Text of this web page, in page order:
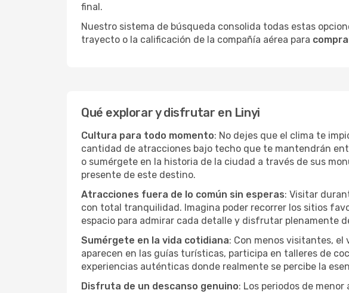
final.
Nuestro sistema de búsqueda consolida todas estas
trayecto o la calificación de la compañía aérea para
Qué explorar y disfrutar en Linyi
Cultura para todo momento: No dejes que el clima te
cantidad de atracciones bajo techo que te mantendrán
o sumérgete en la historia de la ciudad a través de sus
presente de este destino.
Atracciones fuera de lo común sin esperas: Visitar
con total tranquilidad. Imagina poder recorrer los sitios
espacio para admirar cada detalle y disfrutar plenamente
Sumérgete en la vida cotidiana: Con menos visitantes,
aparecen en las guías turísticas, participa en talleres de
experiencias auténticas donde realmente se percibe la
Disfruta de un descanso genuino: Los periodos de